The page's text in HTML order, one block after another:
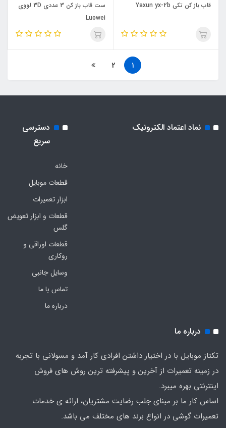
قاب باز کن تکی Yaxun yx-2b
ست قاب باز کن 3 عددی 3D لووی
Luowei
1
2
نماد اعتماد الکترونیک
دسترسی
سریع
خانه
قطعات موبایل
ابزار تعمیرات
قطعات و ابزار تعویض
گلس
قطعات اوراقی و
روکاری
وسایل جانبی
تماس با ما
درباره ما
درباره ما
تکتاز موبایل با در اختیار داشتن افرادی کار آمد و مسولانی با تجربه
در زمینه تعمیرات از آخرین و پیشرفته ترین روش های فروش
اینترنتی بهره میبرد.
اساس کار ما بر مبنای جلب رضایت مشتریان، ارائه ی خدمات
تعمیرات گوشی در انواع برند های مختلف می باشد.